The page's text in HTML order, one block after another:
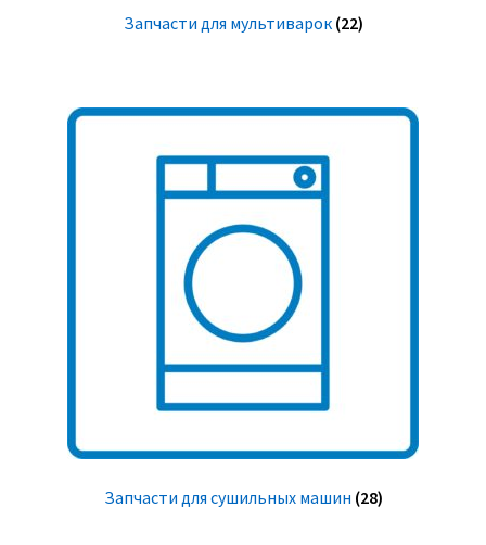
Запчасти для мультиварок (22)
Запчасти для сушильных машин (28)